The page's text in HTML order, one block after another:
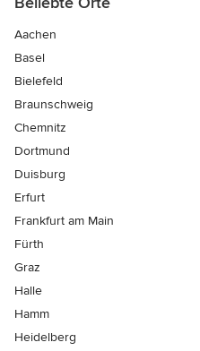
Aachen
Basel
Bielefeld
Braunschweig
Chemnitz
Dortmund
Duisburg
Erfurt
Frankfurt am Main
Fürth
Graz
Halle
Hamm
Heidelberg